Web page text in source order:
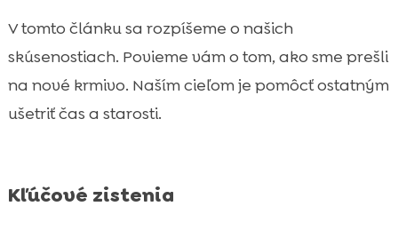
vitamíny a kozmetika

Praktický nákupný zoznam pre domácnosť
bez sóje
 Prechod na nové krmivo: ako sme to urobili
si všimli
V tomto článku sa rozpíšeme o našich
skúsenostiach. Povieme vám o tom, ako sme prešli
na nové krmivo. Naším cieľom je pomôcť ostatným
ušetriť čas a starosti.
Kľúčové zistenia